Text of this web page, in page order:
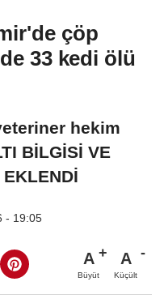
çöp
33 kedi ölü
hekim
BİLGİSİ VE
- 19:05
A
Büyüt
A
Küçült